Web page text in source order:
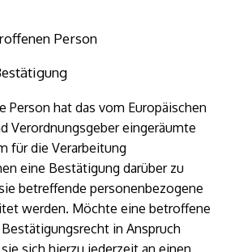
Person
Person hat das vom Europäischen
Verordnungsgeber eingeräumte
für die Verarbeitung
eine Bestätigung darüber zu
betreffende personenbezogene
werden. Möchte eine betroffene
in Anspruch
sich hierzu jederzeit an einen